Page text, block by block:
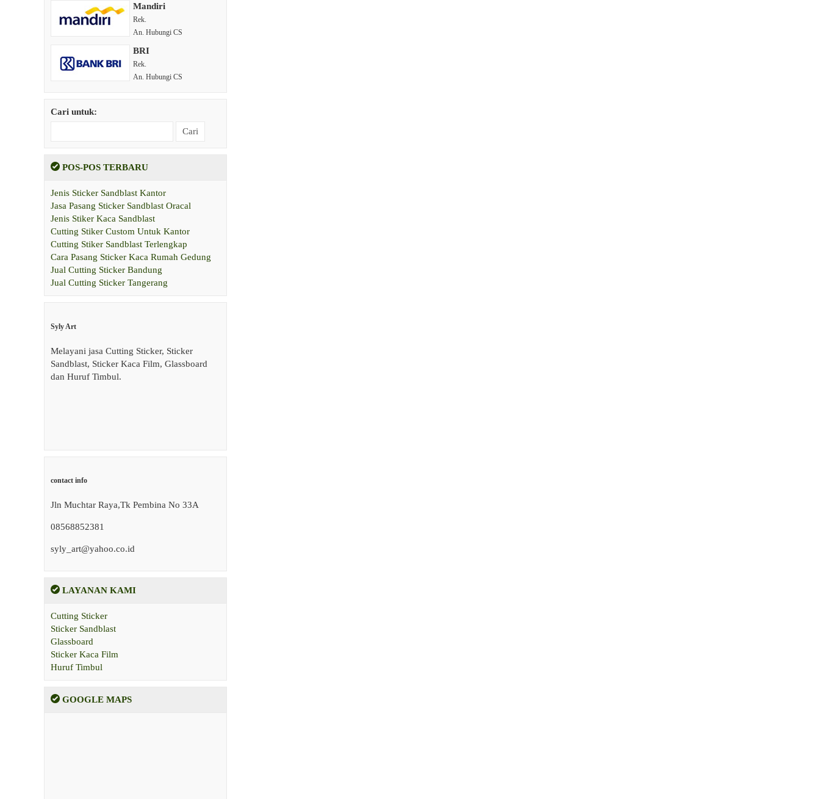
Mandiri
Rek.
An. Hubungi CS
BRI
Rek.
An. Hubungi CS
Cari untuk:
POS-POS TERBARU
Jenis Sticker Sandblast Kantor
Jasa Pasang Sticker Sandblast Oracal
Jenis Stiker Kaca Sandblast
Cutting Stiker Custom Untuk Kantor
Cutting Stiker Sandblast Terlengkap
Cara Pasang Sticker Kaca Rumah Gedung
Jual Cutting Sticker Bandung
Jual Cutting Sticker Tangerang
Syly Art
Melayani jasa Cutting Sticker, Sticker
Sandblast, Sticker Kaca Film, Glassboard
dan Huruf Timbul.
contact info
Jln Muchtar Raya,Tk Pembina No 33A
08568852381
syly_art@yahoo.co.id
LAYANAN KAMI
Cutting Sticker
Sticker Sandblast
Glassboard
Sticker Kaca Film
Huruf Timbul
GOOGLE MAPS